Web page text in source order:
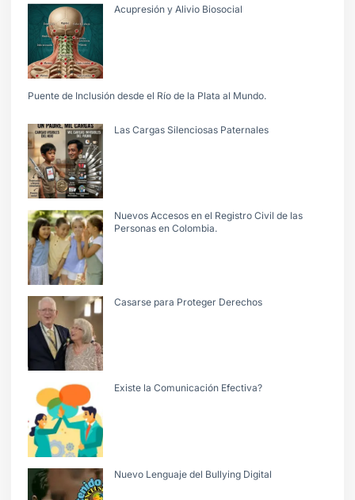
Acupresión y Alivio Biosocial
Puente de Inclusión desde el Río de la Plata al Mundo.
Las Cargas Silenciosas Paternales
Nuevos Accesos en el Registro Civil de las
Personas en Colombia.
Casarse para Proteger Derechos
Existe la Comunicación Efectiva?
Nuevo Lenguaje del Bullying Digital